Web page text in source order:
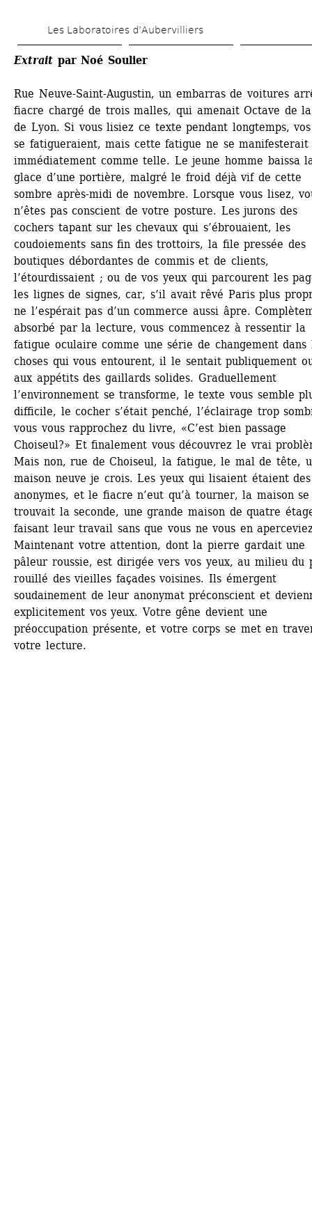
au
contenu
Les Laboratoires d’Aubervilliers
Extrait par Noé Soulier
Rue Neuve-Saint-Augustin, un embarras de voitures
fiacre chargé de trois malles, qui amenait Octave de
de Lyon. Si vous lisiez ce texte pendant longtemps,
se fatigueraient, mais cette fatigue ne se manifesterait
immédiatement comme telle. Le jeune homme baissa
glace d’une portière, malgré le froid déjà vif de cette
sombre après-midi de novembre. Lorsque vous lisez,
n’êtes pas conscient de votre posture. Les jurons des
cochers tapant sur les chevaux qui s’ébrouaient, les
coudoiements sans fin des trottoirs, la file pressée des
boutiques débordantes de commis et de clients,
l’étourdissaient ; ou de vos yeux qui parcourent les
les lignes de signes, car, s’il avait rêvé Paris plus
ne l’espérait pas d’un commerce aussi âpre.
absorbé par la lecture, vous commencez à ressentir la
fatigue oculaire comme une série de changement dans
choses qui vous entourent, il le sentait publiquement
aux appétits des gaillards solides. Graduellement
l’environnement se transforme, le texte vous semble
difficile, le cocher s’était penché, l’éclairage trop
vous vous rapprochez du livre, «C’est bien passage
Choiseul?» Et finalement vous découvrez le vrai
Mais non, rue de Choiseul, la fatigue, le mal de tête,
maison neuve je crois. Les yeux qui lisaient étaient
anonymes, et le fiacre n’eut qu’à tourner, la maison se
trouvait la seconde, une grande maison de quatre
faisant leur travail sans que vous ne vous en
Maintenant votre attention, dont la pierre gardait une
pâleur roussie, est dirigée vers vos yeux, au milieu du
rouillé des vieilles façades voisines. Ils émergent
soudainement de leur anonymat préconscient et
explicitement vos yeux. Votre gêne devient une
préoccupation présente, et votre corps se met en
votre lecture.